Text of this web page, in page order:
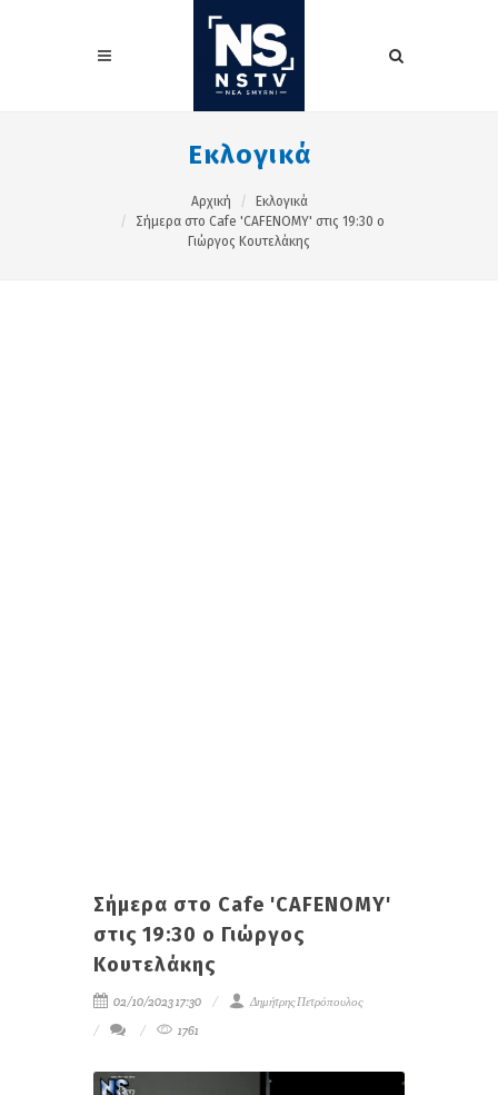
Εκλογικά
Αρχική
Εκλογικά
Σήμερα στο Cafe 'CAFENOMY' στις 19:30 ο
Γιώργος Κουτελάκης
Σήμερα στο Cafe 'CAFENOMY'
στις 19:30 ο Γιώργος
Κουτελάκης
02/10/2023 17:30
Δημήτρης Πετρόπουλος
1761